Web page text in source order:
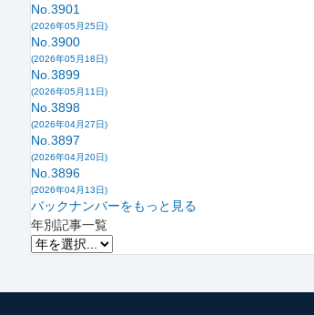
No.3901
(2026年05月25日)
No.3900
(2026年05月18日)
No.3899
(2026年05月11日)
No.3898
(2026年04月27日)
No.3897
(2026年04月20日)
No.3896
(2026年04月13日)
バックナンバーをもっと見る
年別記事一覧